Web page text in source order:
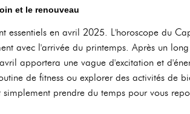
et le renouveau
essentiels en avril 2025. L'horoscope du
avec l'arrivée du printemps. Après un
apportera une vague d'excitation et
de fitness ou explorer des activités de
prendre du temps pour vous